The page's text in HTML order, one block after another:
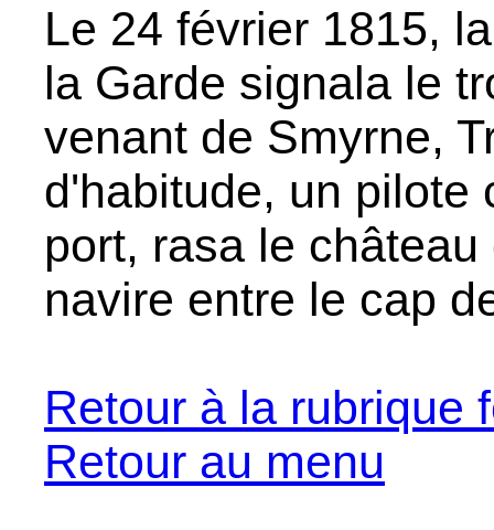
Le 24 février 1815,
la Garde signala le
venant de Smyrne,
d'habitude, un pilote
port, rasa le
navire entre le cap
Retour à la rubrique
Retour au menu